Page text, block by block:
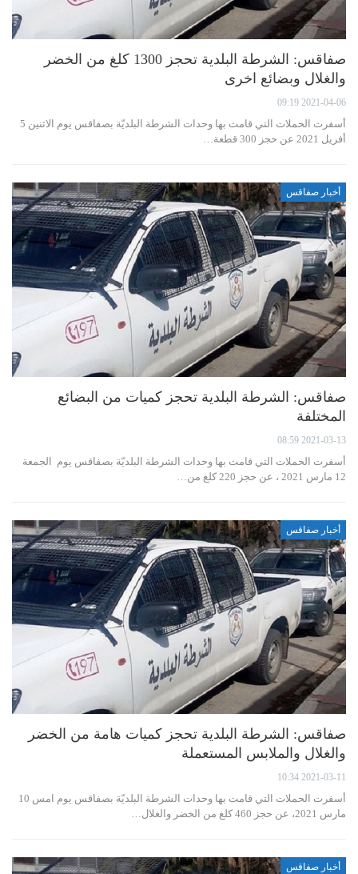
صفاقس: الشرطة البلدية تحجز 1300 كلغ من الخضر
والغلال وبضائع اخرى
2021-04-06 09:19
أسفرت الحملات التي قامت بها وحدات الشرطة البلديّة بصفاقس يوم الاثنين 5
أفريل 2021 عن حجز 300 قطعة…
أخبار صفاقس
صفاقس: الشرطة البلدية تحجز كميات من البضائع
المختلفة
2021-03-13 08:59
أسفرت الحملات التي قامت بها وحدات الشرطة البلديّة بصفاقس يوم الجمعة
12 مارس 2021 ، عن حجز 220 كلغ من…
أخبار صفاقس
صفاقس: الشرطة البلدية تحجز كميات هامة من الخضر
والغلال والملابس المستعملة
2021-03-11 10:34
أسفرت الحملات التي قامت بها وحدات الشرطة البلديّة بصفاقس يوم امس 10
مارس 2021، عن حجز 460 كلغ من الخضر والغلال…
أخبار صفاقس